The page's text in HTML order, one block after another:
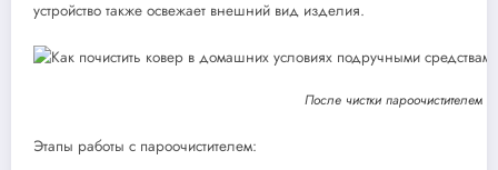
устройство также освежает внешний вид изделия.
После чистки пароочистителем
Этапы работы с пароочистителем: